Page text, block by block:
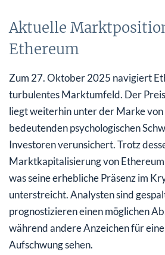
Aktuelle
Ethereum
Zum 27. Oktober 2025 navigiert
turbulentes Marktumfeld. Der
liegt weiterhin unter der Marke von
bedeutenden psychologischen
Investoren verunsichert. Trotz
Marktkapitalisierung von
was seine erhebliche Präsenz im
unterstreicht. Analysten sind
prognostizieren einen möglichen
während andere Anzeichen für
Aufschwung sehen.